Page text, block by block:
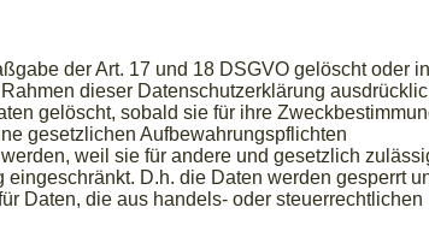
der Art. 17 und 18 DSGVO gelöscht oder in
dieser Datenschutzerklärung
gelöscht, sobald sie für ihre
gesetzlichen Aufbewahrungspflichten
weil sie für andere und gesetzlich
D.h. die Daten werden gesperrt
Daten, die aus handels- oder steuerrechtlichen